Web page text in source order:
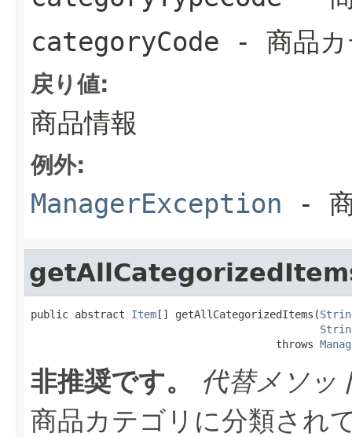
categoryCode - 商品カ
戻り値:
商品情報
例外:
ManagerException - 商
public abstract Item[] getAllCategorizedItems(
                                       throws
非推奨です。
代替メソッ
商品カテゴリに分類され